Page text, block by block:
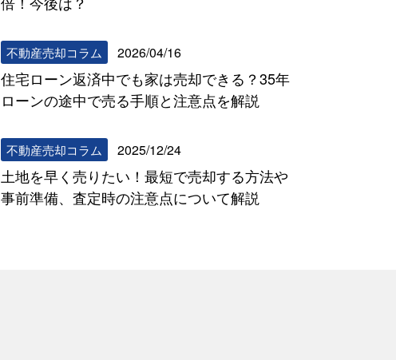
不動産売却コラム 2026/04/16
住宅ローン返済中でも家は売却できる？35年
ローンの途中で売る手順と注意点を解説
不動産売却コラム 2025/12/24
土地を早く売りたい！最短で売却する方法や
事前準備、査定時の注意点について解説